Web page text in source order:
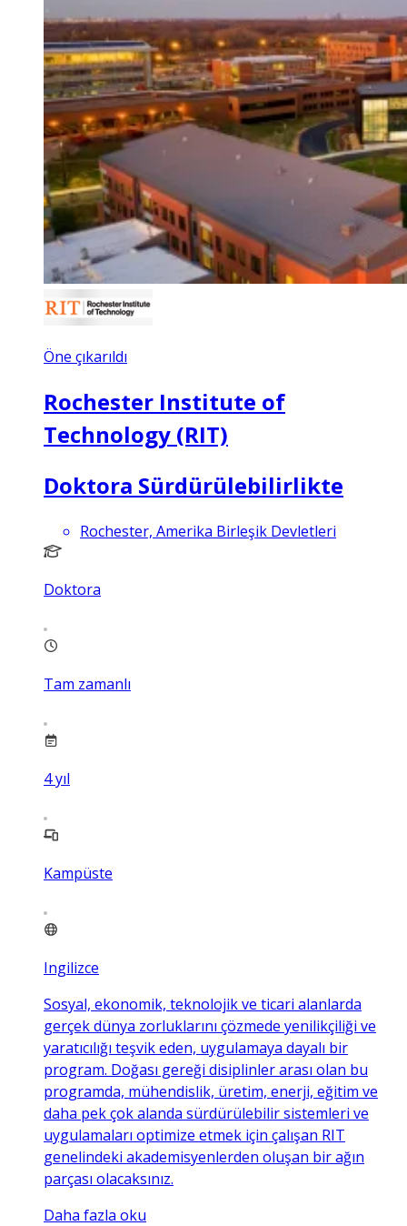
Öne çıkarıldı
Rochester Institute of
Technology (RIT)
Doktora Sürdürülebilirlikte
Rochester, Amerika Birleşik Devletleri
Doktora
Tam zamanlı
4yıl
Kampüste
Ingilizce
Sosyal, ekonomik, teknolojik ve ticari alanlarda
gerçek dünya zorluklarını çözmede yenilikçiliği ve
yaratıcılığı teşvik eden, uygulamaya dayalı bir
program. Doğası gereği disiplinler arası olan bu
programda, mühendislik, üretim, enerji, eğitim ve
daha pek çok alanda sürdürülebilir sistemleri ve
uygulamaları optimize etmek için çalışan RIT
genelindeki akademisyenlerden oluşan bir ağın
parçası olacaksınız.
Daha fazla oku